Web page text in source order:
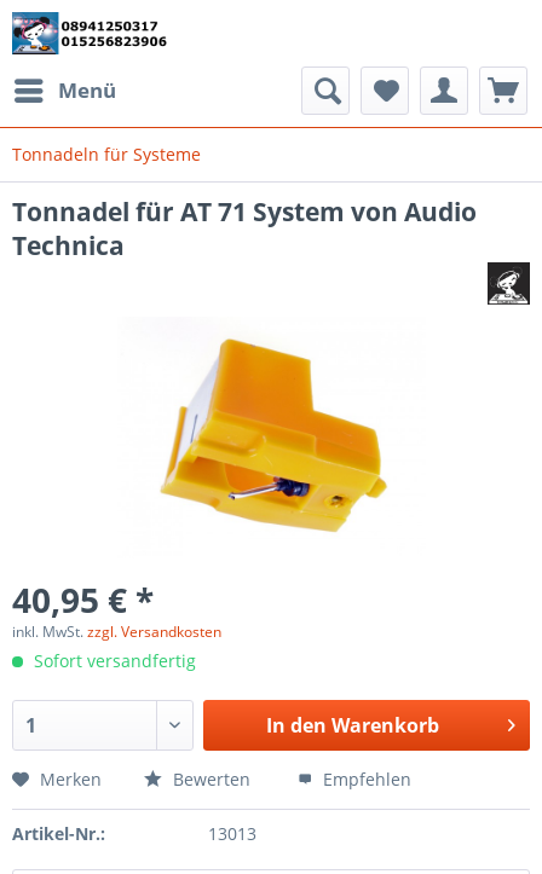
Menü
Tonnadeln für Systeme
Tonnadel für AT 71 System von Audio
Technica
40,95 € *
inkl. MwSt.zzgl. Versandkosten
Sofort versandfertig
In den Warenkorb
Merken Bewerten Empfehlen
Artikel-Nr.: 13013